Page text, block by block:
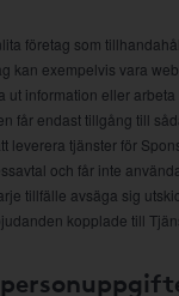
företag som
kan exempelvis vara
ut information eller
får endast tillgång till
leverera tjänster för
och får inte
tillfälle avsäga sig
kopplade till